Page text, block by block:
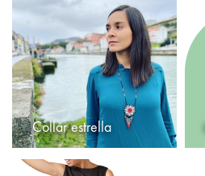
Collar estrella